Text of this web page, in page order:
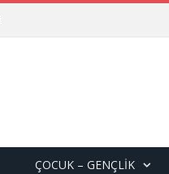
ÇOCUK – GENÇLIK